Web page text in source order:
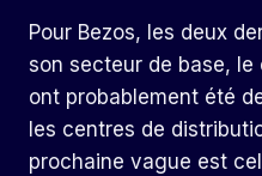
Pour Bezos, les deux
son secteur de base,
ont probablement été
les centres de
prochaine vague est